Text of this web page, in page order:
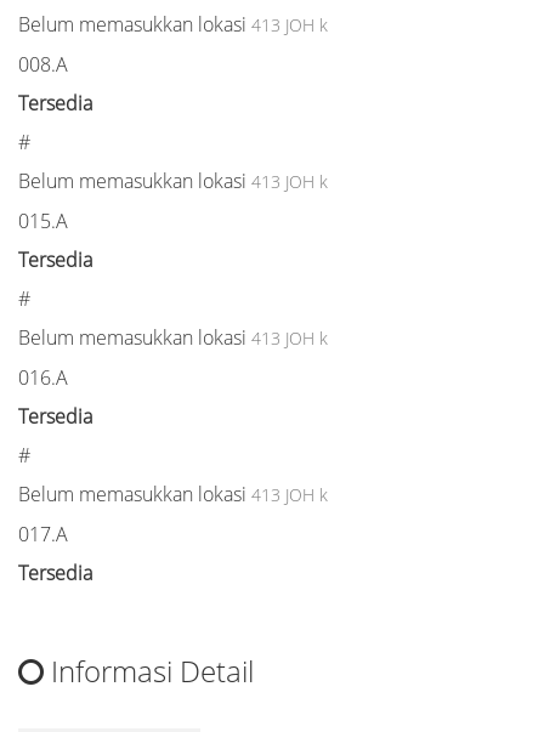
Belum memasukkan lokasi 413 JOH k
008.A
Tersedia
#
Belum memasukkan lokasi 413 JOH k
015.A
Tersedia
#
Belum memasukkan lokasi 413 JOH k
016.A
Tersedia
#
Belum memasukkan lokasi 413 JOH k
017.A
Tersedia
Informasi Detail